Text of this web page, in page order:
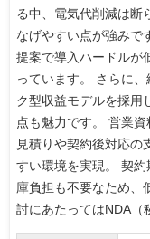
る中、電気代削減は断
なげやすい点が強みで
提案で導入ハードルが
っています。 さらに
ク型収益モデルを採用
点も魅力です。 営業
見積りや契約後対応の
すい環境を実現。 契
庫負担も不要なため、
討にあたってはNDA（